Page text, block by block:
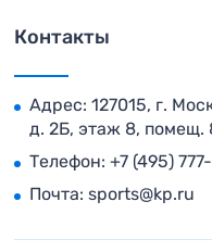
Контакты
Адрес: 127015, г.
д. 2Б, этаж 8, помещ.
Телефон: +7 (495)
Почта: sports@kp.ru